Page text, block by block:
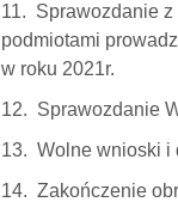
Sprawozdanie
podmiotami
w roku 2021r.
Sprawozdanie
Wolne wnioski i
Zakończenie